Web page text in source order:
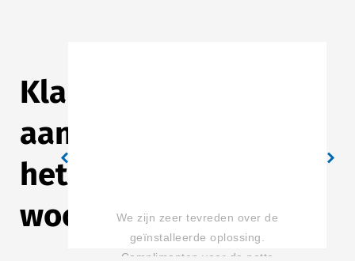
Klanten
aan
het
woord
UTRECHT